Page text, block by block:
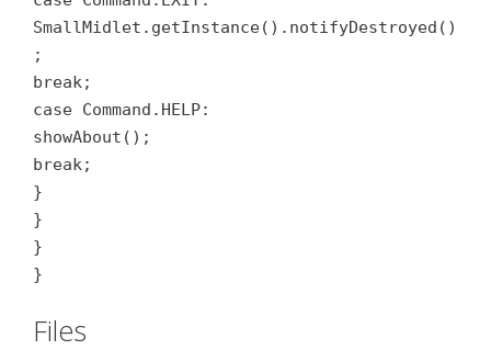
SmallMidlet.getInstance().notifyDestroyed()
;
break;
case Command.HELP:
showAbout();
break;
}
}
}
}
Files